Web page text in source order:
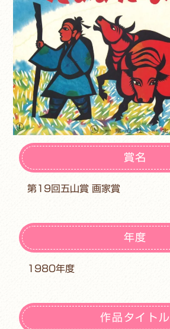
賞名
第19回五山賞 画家賞
年度
1980年度
作品タイトル